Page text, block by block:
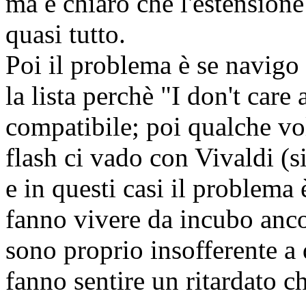
quasi tutto.
Poi il problema è se
la lista perchè "I don't care
compatibile; poi qualche
flash ci vado con Vivaldi
e in questi casi il problema
fanno vivere da incubo
sono proprio insofferente
fanno sentire un ritardato